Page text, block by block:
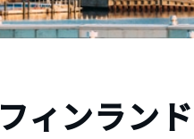
フィンラン